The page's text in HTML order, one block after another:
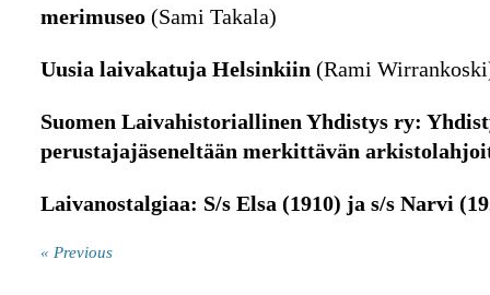
merimuseo (Sami Takala)
Uusia laivakatuja Helsinkiin (Rami
Suomen Laivahistoriallinen Yhdistys ry:
perustajajäseneltään merkittävän
Laivanostalgiaa: S/s Elsa (1910) ja s/s Narvi
« Previous